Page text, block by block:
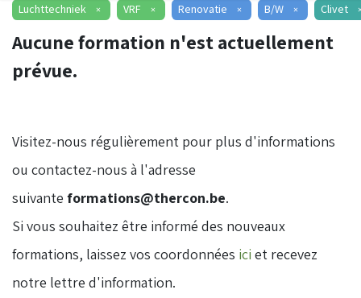
Luchttechniek × VRF × Renovatie × B/W × Clivet
Aucune formation n'est actuellement
prévue.
Visitez-nous régulièrement pour plus d'informations
ou contactez-nous à l'adresse
suivante formations@thercon.be.
​Si vous souhaitez être informé des nouveaux
formations, laissez vos coordonnées ici et recevez
notre lettre d'information.